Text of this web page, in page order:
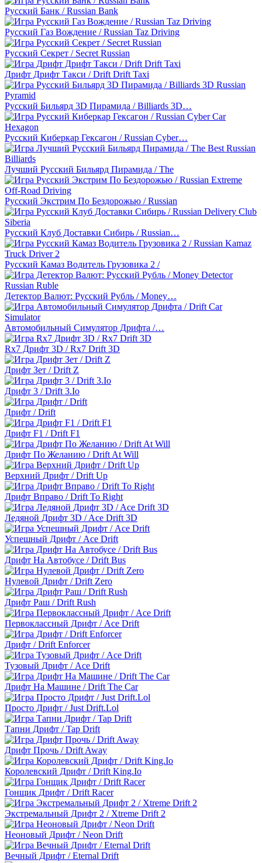
Русский Банк / Russian Bank
Русский Газ Вождение / Russian Taz Driving
Русский Секрет / Secret Russian
Дрифт Дрифт Такси / Drift Drift Taxi
Русский Бильярд 3D Пирамида / Billiards 3D…
Русский Киберкар Гексагон / Russian Cyber…
Лучший Русский Бильярд Пирамида / The
Русский Экстрим По Бездорожью / Russian
Русский Клуб Доставки Сибирь / Russian…
Русский Камаз Водитель Грузовика 2 /
Детектор Валют: Русский Рубль / Money…
Автомобильный Симулятор Дрифта /…
Rx7 Дрифт 3D / Rx7 Drift 3D
Дрифт Зет / Drift Z
Дрифт 3 / Drift 3.Io
Дрифт / Drift
Дрифт F1 / Drift F1
Дрифт По Желанию / Drift At Will
Верхний Дрифт / Drift Up
Дрифт Вправо / Drift To Right
Ледяной Дрифт 3D / Ace Drift 3D
Успешный Дрифт / Ace Drift
Дрифт На Автобусе / Drift Bus
Нулевой Дрифт / Drift Zero
Дрифт Раш / Drift Rush
Первоклассный Дрифт / Ace Drift
Дрифт / Drift Enforcer
Тузовый Дрифт / Ace Drift
Дрифт На Машине / Drift The Car
Просто Дрифт / Just Drift.Lol
Тапни Дрифт / Tap Drift
Дрифт Прочь / Drift Away
Королевский Дрифт / Drift King.Io
Гонщик Дрифт / Drift Racer
Экстремальный Дрифт 2 / Xtreme Drift 2
Неоновый Дрифт / Neon Drift
Вечный Дрифт / Eternal Drift